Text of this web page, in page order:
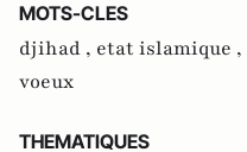
MOTS-CLES
djihad , etat islamique ,
voeux
THEMATIQUES